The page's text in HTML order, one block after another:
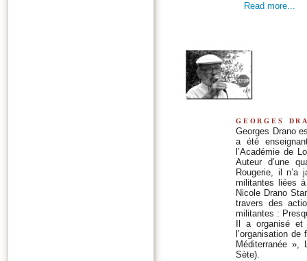
Read more...
georges
Georges Drano
a été
l’Académie de
Auteur d’une
Rougerie, il n’a
militantes liées
Nicole Drano
travers des
militantes :
Il a organisé
l’organisation
Méditerranée »,
Sète).